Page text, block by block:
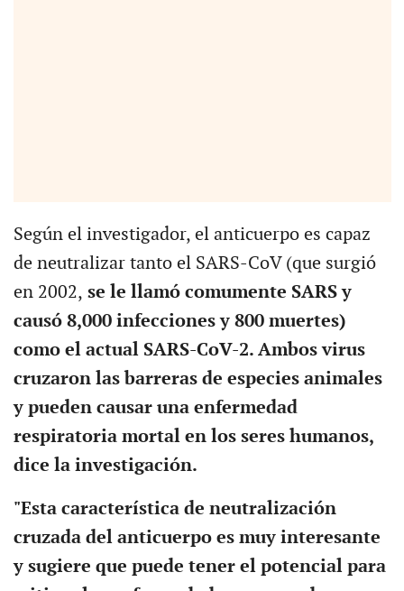
Según el investigador, el anticuerpo es capaz
de neutralizar tanto el SARS-CoV (que surgió
en 2002, se le llamó comumente SARS y
causó 8,000 infecciones y 800 muertes)
como el actual SARS-CoV-2. Ambos virus
cruzaron las barreras de especies animales
y pueden causar una enfermedad
respiratoria mortal en los seres humanos,
dice la investigación.
"Esta característica de neutralización
cruzada del anticuerpo es muy interesante
y sugiere que puede tener el potencial para